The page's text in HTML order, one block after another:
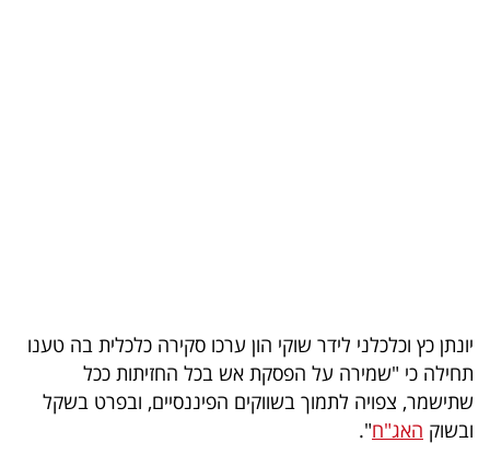
הכלכלי
פודקאסט
יונתן כץ וכלכלני לידר שוקי הון ערכו סקירה כלכלית בה טענו
תחילה כי "שמירה על הפסקת אש בכל החזיתות ככל
שתישמר, צפויה לתמוך בשווקים הפיננסיים, ובפרט בשקל
ובשוק האג"ח".